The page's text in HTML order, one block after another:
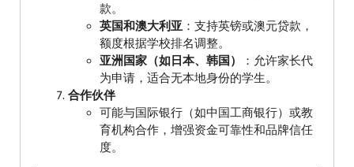
款。
英国和澳大利亚 ：支持英镑或澳元贷款，
额度根据学校排名调整。
亚洲国家（如日本、韩国）
：允许家长代
为申请，适合无本地身份的学生。
合作伙伴
可能与国际银行（如中国工商银行）或教
育机构合作，增强资金可靠性和品牌信任
度。